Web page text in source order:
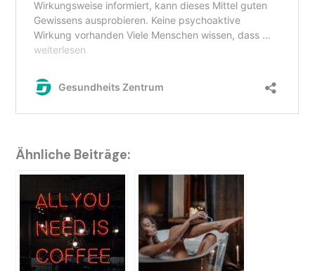
Ähnliche Beiträge: